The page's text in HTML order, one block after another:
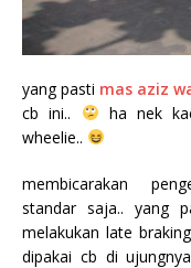
yang pasti mas aziz
cb ini..
ha nek
wheelie..
membicarakan
standar saja.. yang
melakukan late
dipakai cb di